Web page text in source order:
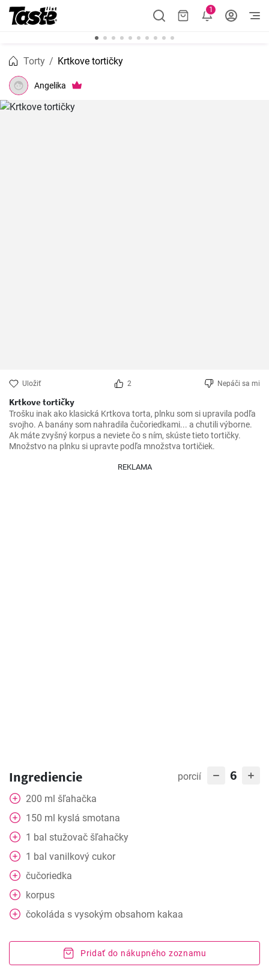
1
Torty Krtkove tortičky
Angelika
Uložiť 2 Nepáči sa mi
Krtkove tortičky
Trošku inak ako klasická Krtkova torta, plnku som si upravila podľa
svojho. A banány som nahradila čučoriedkami... a chutili výborne.
Ak máte zvyšný korpus a neviete čo s ním, skúste tieto tortičky.
Množstvo na plnku si upravte podľa množstva tortičiek.
REKLAMA
Ingrediencie porcií 6
200 ml šľahačka
150 ml kyslá smotana
1 bal stužovač šľahačky
1 bal vanilkový cukor
čučoriedka
korpus
čokoláda s vysokým obsahom kakaa
Pridať do nákupného zoznamu